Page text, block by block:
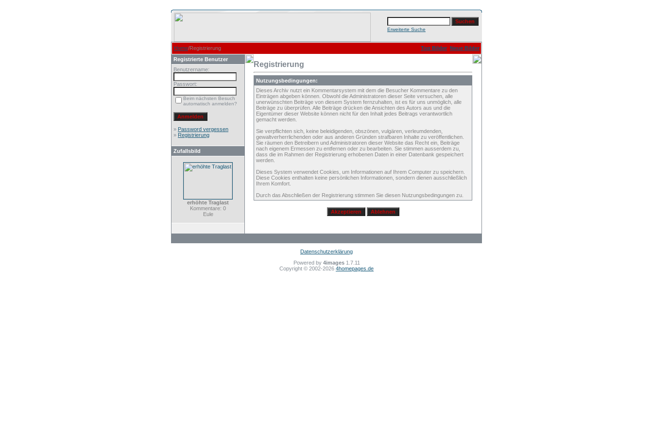
Erweiterte Suche
Home/Registrierung Top Bilder Neue Bilder
Registrierte Benutzer
Benutzername:
Passwort:
Beim nächsten Besuch
automatisch anmelden?
» Password vergessen
» Registrierung
Zufallsbild
erhöhte Traglast
Kommentare: 0
Eule
Registrierung
Nutzungsbedingungen:
Dieses Archiv nutzt ein Kommentarsystem mit dem die Besucher Kommentare zu den
Einträgen abgeben können. Obwohl die Administratoren dieser Seite versuchen, alle
unerwünschten Beiträge von diesem System fernzuhalten, ist es für uns unmöglich, alle
Beiträge zu überprüfen. Alle Beiträge drücken die Ansichten des Autors aus und die
Eigentümer dieser Website können nicht für den Inhalt jedes Beitrags verantwortlich
gemacht werden.
Sie verpflichten sich, keine beleidigenden, obszönen, vulgären, verleumdenden,
gewaltverherrlichenden oder aus anderen Gründen strafbaren Inhalte zu veröffentlichen.
Sie räumen den Betreibern und Administratoren dieser Website das Recht ein, Beiträge
nach eigenem Ermessen zu entfernen oder zu bearbeiten. Sie stimmen ausserdem zu,
dass die im Rahmen der Registrierung erhobenen Daten in einer Datenbank gespeichert
werden.
Dieses System verwendet Cookies, um Informationen auf Ihrem Computer zu speichern.
Diese Cookies enthalten keine persönlichen Informationen, sondern dienen ausschließlich
Ihrem Komfort.
Durch das Abschließen der Registrierung stimmen Sie diesen Nutzungsbedingungen zu.
Datenschutzerklärung
Powered by 4images1.7.11
Copyright © 2002-2026 4homepages.de